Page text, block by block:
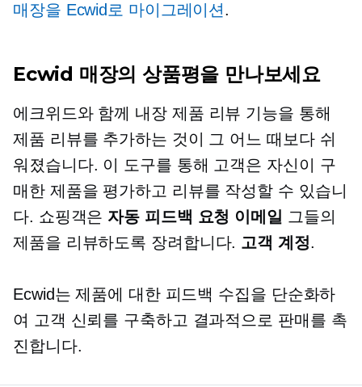
매장을 Ecwid로 마이그레이션.
Ecwid 매장의 상품평을 만나보세요
에크위드와 함께 내장제품 리뷰 기능을 통해
제품 리뷰를 추가하는 것이 그 어느 때보다 쉬
워졌습니다. 이 도구를 통해 고객은 자신이 구
매한 제품을 평가하고 리뷰를 작성할 수 있습니
다. 쇼핑객은 자동 피드백 요청 이메일 그들의
제품을 리뷰하도록 장려합니다. 고객 계정.
Ecwid는 제품에 대한 피드백 수집을 단순화하
여 고객 신뢰를 구축하고 결과적으로 판매를 촉
진합니다.